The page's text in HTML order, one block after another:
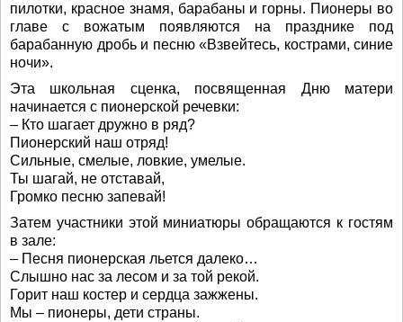
пилотки, красное знамя, барабаны и горны. Пионеры во
главе с вожатым появляются на празднике под
барабанную дробь и песню «Взвейтесь, кострами, синие
ночи».
Эта школьная сценка, посвященная Дню матери
начинается с пионерской речевки:
– Кто шагает дружно в ряд?
Пионерский наш отряд!
Сильные, смелые, ловкие, умелые.
Ты шагай, не отставай,
Громко песню запевай!
Затем участники этой миниатюры обращаются к гостям
в зале:
– Песня пионерская льется далеко…
Слышно нас за лесом и за той рекой.
Горит наш костер и сердца зажжены.
Мы – пионеры, дети страны.